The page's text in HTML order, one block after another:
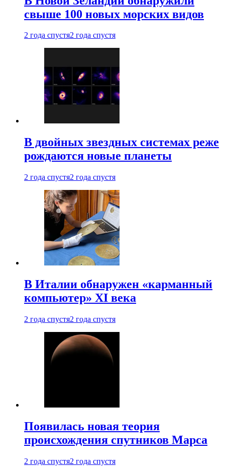
свыше 100 новых морских видов
2 года спустя2 года спустя
В двойных звездных системах реже
рождаются новые планеты
2 года спустя2 года спустя
В Италии обнаружен «карманный
компьютер» XI века
2 года спустя2 года спустя
Появилась новая теория
происхождения спутников Марса
2 года спустя2 года спустя